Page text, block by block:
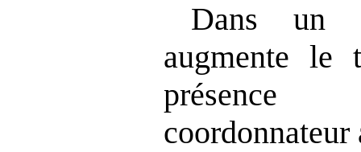
Dans un
augmente le